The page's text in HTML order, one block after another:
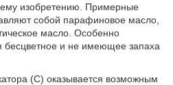
изобретению. Примерные
собой парафиновое масло,
масло. Особенно
бесцветное и не имеющее запаха
(C) оказывается возможным